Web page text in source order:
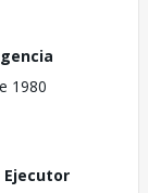
1980
Ejecutor